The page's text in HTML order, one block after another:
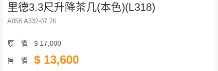
里德3.3尺升降茶几(本色)(L318)
A058.A332-07.26
原 價 $17,000
售 價 $ 13,600